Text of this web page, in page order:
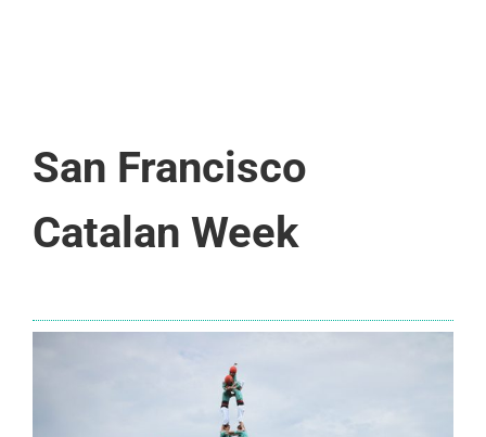
San Francisco
Catalan Week